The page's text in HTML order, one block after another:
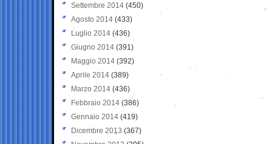
Settembre 2014 (450)
Agosto 2014 (433)
Luglio 2014 (436)
Giugno 2014 (391)
Maggio 2014 (392)
Aprile 2014 (389)
Marzo 2014 (436)
Febbraio 2014 (386)
Gennaio 2014 (419)
Dicembre 2013 (367)